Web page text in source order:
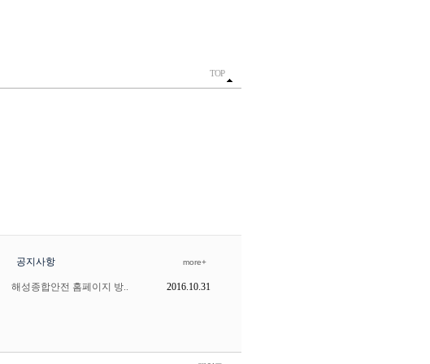
TOP
공지사항 more+
해성종합안전 홈페이지 방.. 2016.10.31